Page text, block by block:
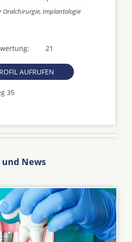
Oralchirurgie, Implantologie
21
AUFRUFEN
35
News